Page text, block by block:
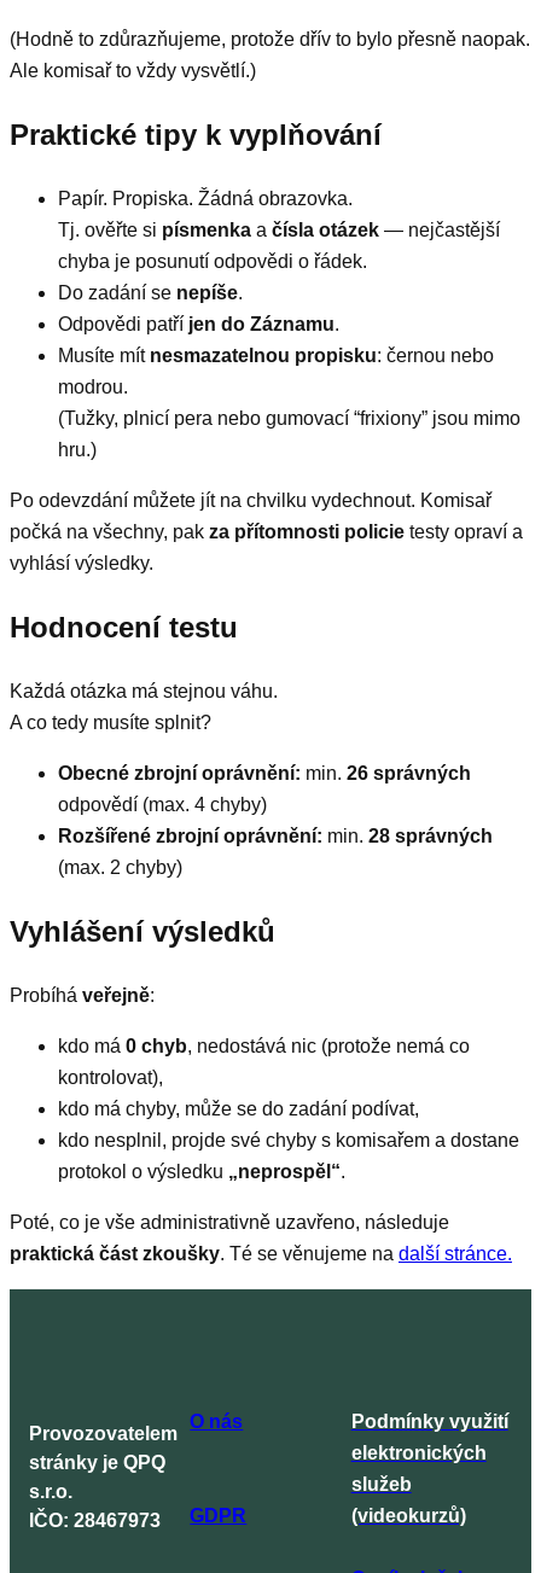
(Hodně to zdůrazňujeme, protože dřív to bylo přesně naopak.
Ale komisař to vždy vysvětlí.)
Praktické tipy k vyplňování
Papír. Propiska. Žádná obrazovka.
Tj. ověřte si písmenka a čísla otázek — nejčastější
chyba je posunutí odpovědi o řádek.
Do zadání se nepíše.
Odpovědi patří jen do Záznamu.
Musíte mít nesmazatelnou propisku: černou nebo
modrou.
(Tužky, plnicí pera nebo gumovací “frixiony” jsou mimo
hru.)
Po odevzdání můžete jít na chvilku vydechnout. Komisař
počká na všechny, pak za přítomnosti policie testy opraví a
vyhlásí výsledky.
Hodnocení testu
Každá otázka má stejnou váhu.
A co tedy musíte splnit?
Obecné zbrojní oprávnění: min. 26 správných
odpovědí (max. 4 chyby)
Rozšířené zbrojní oprávnění: min. 28 správných
(max. 2 chyby)
Vyhlášení výsledků
Probíhá veřejně:
kdo má 0 chyb, nedostává nic (protože nemá co
kontrolovat),
kdo má chyby, může se do zadání podívat,
kdo nesplnil, projde své chyby s komisařem a dostane
protokol o výsledku „neprospěl“.
Poté, co je vše administrativně uzavřeno, následuje
praktická část zkoušky. Té se věnujeme na další stránce.
Provozovatelem
stránky je QPQ
s.r.o.
IČO: 28467973
O nás
GDPR
Podmínky využití
elektronických
služeb
(videokurzů)